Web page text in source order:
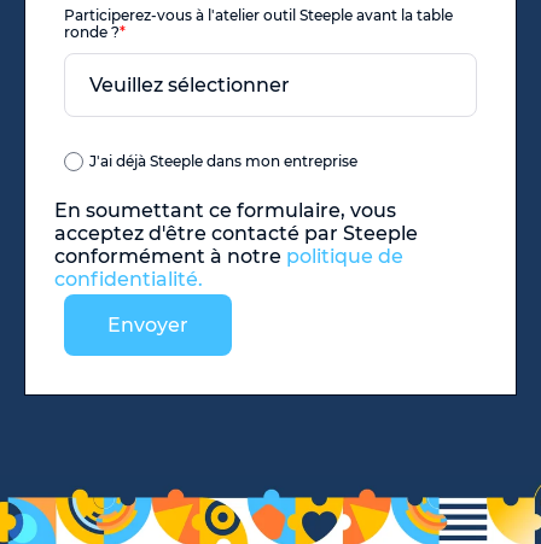
Participerez-vous à l'atelier outil Steeple avant la table
ronde ?*
J'ai déjà Steeple dans mon entreprise
En soumettant ce formulaire, vous
acceptez d'être contacté par Steeple
conformément à notre politique de
confidentialité.